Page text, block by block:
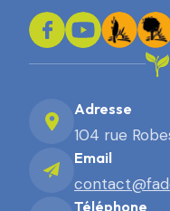
Adresse
104 rue
Email
Téléphone